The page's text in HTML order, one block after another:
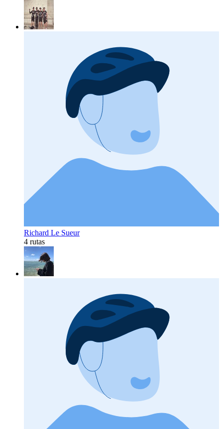
Richard Le Sueur
4 rutas